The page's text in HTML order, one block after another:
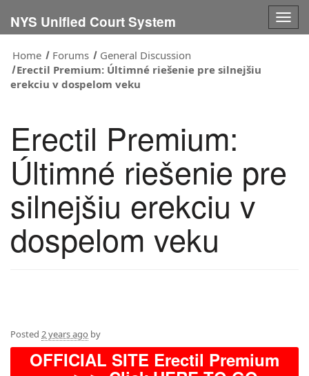
NYS Unified Court System
Home
Forums
General Discussion
Erectil Premium: Últimné riešenie pre silnejšiu
erekciu v dospelom veku
Erectil Premium:
Últimné riešenie pre
silnejšiu erekciu v
dospelom veku
Posted 2 years ago by
OFFICIAL SITE Erectil Premium